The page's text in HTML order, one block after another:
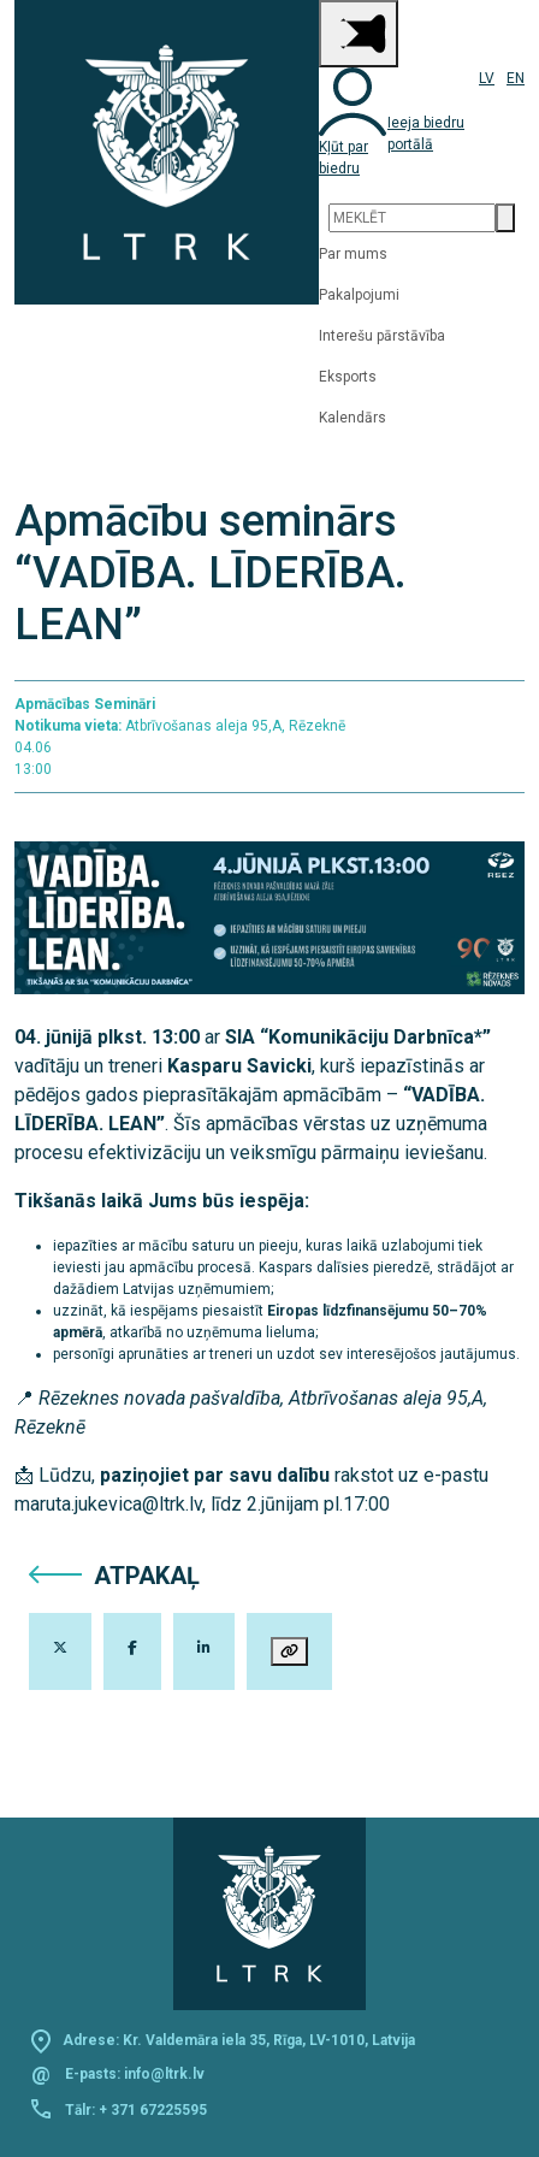
Kļūt par
biedru
Ieeja biedru
portālā
LV EN
Par mums
Pakalpojumi
Interešu pārstāvība
Eksports
Kalendārs
Apmācību seminārs
“VADĪBA. LĪDERĪBA.
LEAN”
Apmācības Semināri
Notikuma vieta: Atbrīvošanas aleja 95,A, Rēzeknē
04.06
13:00
04. jūnijā plkst. 13:00 ar SIA “Komunikāciju Darbnīca*”
vadītāju un treneri Kasparu Savicki, kurš iepazīstinās ar
pēdējos gados pieprasītākajām apmācībām – “VADĪBA.
LĪDERĪBA. LEAN”. Šīs apmācības vērstas uz uzņēmuma
procesu efektivizāciju un veiksmīgu pārmaiņu ieviešanu.
Tikšanās laikā Jums būs iespēja:
iepazīties ar mācību saturu un pieeju, kuras laikā uzlabojumi tiek
ieviesti jau apmācību procesā. Kaspars dalīsies pieredzē, strādājot ar
dažādiem Latvijas uzņēmumiem;
uzzināt, kā iespējams piesaistīt Eiropas līdzfinansējumu 50–70%
apmērā, atkarībā no uzņēmuma lieluma;
personīgi aprunāties ar treneri un uzdot sev interesējošos jautājumus.
📍 Rēzeknes novada pašvaldība, Atbrīvošanas aleja 95,A,
Rēzeknē
📩 Lūdzu, paziņojiet par savu dalību rakstot uz e-pastu
maruta.jukevica@ltrk.lv, līdz 2.jūnijam pl.17:00
ATPAKAĻ
Adrese: Kr. Valdemāra iela 35, Rīga, LV-1010, Latvija
@ E-pasts: info@ltrk.lv
Tālr: + 371 67225595